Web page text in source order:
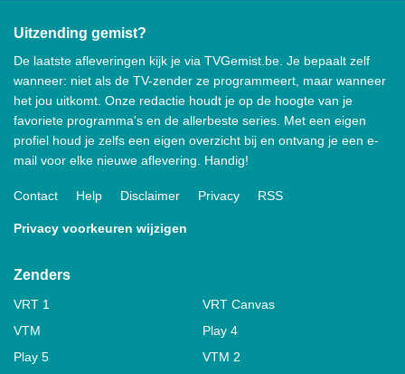
Uitzending gemist?
De laatste afleveringen kijk je via TVGemist.be. Je bepaalt zelf
wanneer: niet als de TV-zender ze programmeert, maar wanneer
het jou uitkomt. Onze redactie houdt je op de hoogte van je
favoriete programma's en de allerbeste series. Met een eigen
profiel houd je zelfs een eigen overzicht bij en ontvang je een e-
mail voor elke nieuwe aflevering. Handig!
Contact Help Disclaimer Privacy RSS
Privacy voorkeuren wijzigen
Zenders
VRT 1
VRT Canvas
VTM
Play 4
Play 5
VTM 2